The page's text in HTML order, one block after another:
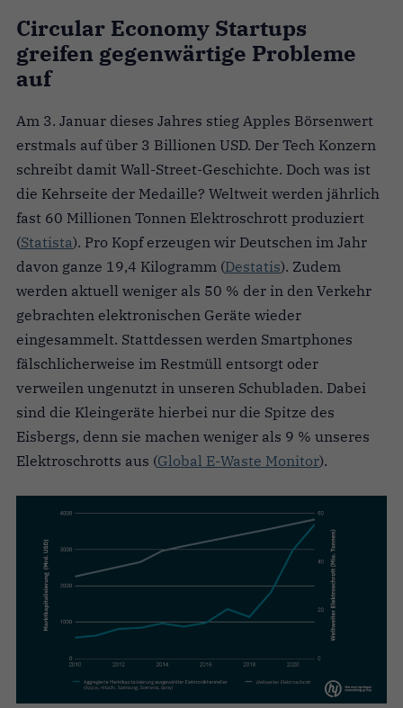
Circular Economy Startups
greifen gegenwärtige Probleme
auf
Am 3. Januar dieses Jahres stieg Apples Börsenwert
erstmals auf über 3 Billionen USD. Der Tech Konzern
schreibt damit Wall-Street-Geschichte. Doch was ist
die Kehrseite der Medaille? Weltweit werden jährlich
fast 60 Millionen Tonnen Elektroschrott produziert
(Statista). Pro Kopf erzeugen wir Deutschen im Jahr
davon ganze 19,4 Kilogramm (Destatis). Zudem
werden aktuell weniger als 50 % der in den Verkehr
gebrachten elektronischen Geräte wieder
eingesammelt. Stattdessen werden Smartphones
fälschlicherweise im Restmüll entsorgt oder
verweilen ungenutzt in unseren Schubladen. Dabei
sind die Kleingeräte hierbei nur die Spitze des
Eisbergs, denn sie machen weniger als 9 % unseres
Elektroschrotts aus (Global E-Waste Monitor).